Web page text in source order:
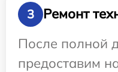
3
Ремонт
После полной
предоставим